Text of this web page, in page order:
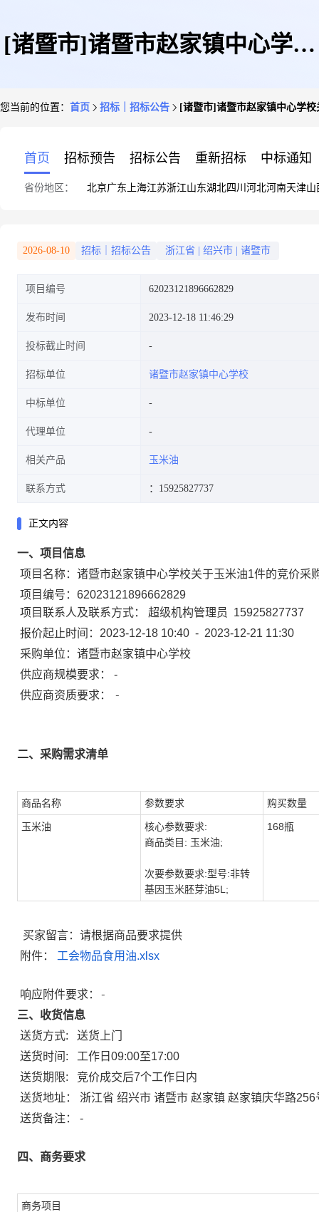
[诸暨市]诸暨市赵家镇中心学校
您当前的位置： 首页 招标｜招标公告 [诸暨市]诸暨市赵家镇中心学
首页 招标预告 招标公告 重新招标 中标通知
省份地区： 北京广东 上海江苏浙江山东湖北四川 河北河南天津山
2026-08-10 招标｜招标公告 浙江省 绍兴市 诸暨市
项目编号 62023121896662829
发布时间 2023-12-18 11:46:29
投标截止时间
招标单位 诸暨市赵家镇中心学校
中标单位
代理单位
相关产品 玉米油
联系方式 ：15925827737
正文内容
一、项目信息
项目名称： 诸暨市赵家镇中心学校关于玉米油1件的竞价采
项目编号： 62023121896662829
项目联系人及联系方式： 超级机构管理员
15925827737
报价起止时间： 2023-12-18 10:40 - 2023-12-21 11:30
采购单位： 诸暨市赵家镇中心学校
供应商规模要求： -
供应商资质要求：
-
二、采购需求清单
商品名称 参数要求 购买数量
玉米油
核心参数要求:
商品类目: 玉米油;
次要参数要求:型号:非转
基因玉米胚芽油5L;
168瓶
买家留言：请根据商品要求提供
附件： 工会物品食用油.xlsx
响应附件要求：-
三、收货信息
送货方式: 送货上门
送货时间: 工作日09:00至17:00
送货期限: 竞价成交后7个工作日内
送货地址： 浙江省 绍兴市 诸暨市 赵家镇 赵家镇庆华路256
送货备注： -
四、商务要求
商务项目